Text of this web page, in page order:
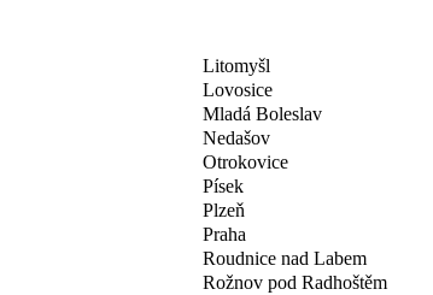
Litomyšl
Lovosice
Mladá Boleslav
Nedašov
Otrokovice
Písek
Plzeň
Praha
Roudnice nad Labem
Rožnov pod Radhoštěm